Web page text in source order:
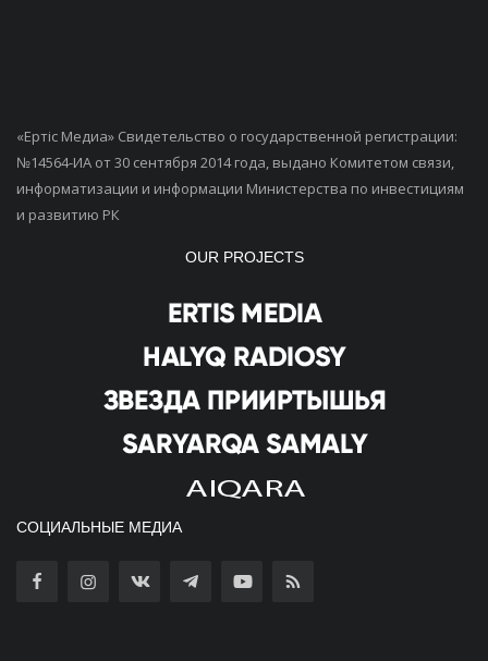
«Ертiс Медиа» Свидетельство о государственной регистрации:
№14564-ИА от 30 сентября 2014 года, выдано Комитетом связи,
информатизации и информации Министерства по инвестициям
и развитию РК
OUR PROJECTS
СОЦИАЛЬНЫЕ МЕДИА